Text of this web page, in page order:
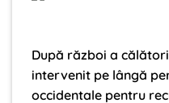
După război a
intervenit pe lângă
occidentale pentru